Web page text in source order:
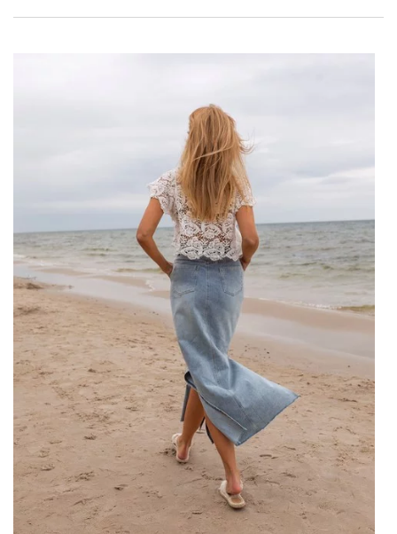
Móda pro každou ženu ve
velkoobchodních halenkách –
béžová dámská halenka plus size
s potiskem a kamínky
Ve velkoobchodní nabídce najdeme celou řadu modelů, které
splní očekávání každé ženy. Ať už hledáte elegantní halenku
pro zvláštní příležitost nebo pohodlnou halenku pro
každodenní život – velkoobchod nabízí široký výběrodzieży ,
który wpisuje się w aktualne trendy mody.
Velkoobchod šatů — místo pro ty,
kteří si cení kvality
Velkoobchod šatů však není jen místem, kde najdeme
nejnovější trendy. To je především místo, kde …